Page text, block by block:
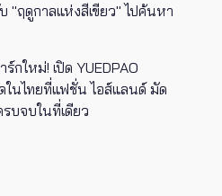
"ฤดูกาลแห่งสีเขียว" ไปค้นหา
ใหม่! เปิด YUEDPAO
นไทยที่แฟชั่น ไอส์แลนด์ มัด
บจบในที่เดียว